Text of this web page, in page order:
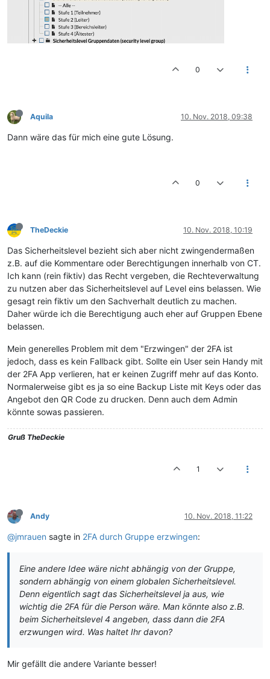
0
Aquila 10. Nov. 2018, 09:38
Dann wäre das für mich eine gute Lösung.
0
TheDeckie 10. Nov. 2018, 10:19
Das Sicherheitslevel bezieht sich aber nicht zwingendermaßen
z.B. auf die Kommentare oder Berechtigungen innerhalb von CT.
Ich kann (rein fiktiv) das Recht vergeben, die Rechteverwaltung
zu nutzen aber das Sicherheitslevel auf Level eins belassen. Wie
gesagt rein fiktiv um den Sachverhalt deutlich zu machen.
Daher würde ich die Berechtigung auch eher auf Gruppen Ebene
belassen.
Mein generelles Problem mit dem "Erzwingen" der 2FA ist
jedoch, dass es kein Fallback gibt. Sollte ein User sein Handy mit
der 2FA App verlieren, hat er keinen Zugriff mehr auf das Konto.
Normalerweise gibt es ja so eine Backup Liste mit Keys oder das
Angebot den QR Code zu drucken. Denn auch dem Admin
könnte sowas passieren.
Gruß TheDeckie
1
Andy 10. Nov. 2018, 11:22
@jmrauen sagte in 2FA durch Gruppe erzwingen:
Eine andere Idee wäre nicht abhängig von der Gruppe,
sondern abhängig von einem globalen Sicherheitslevel.
Denn eigentlich sagt das Sicherheitslevel ja aus, wie
wichtig die 2FA für die Person wäre. Man könnte also z.B.
beim Sicherheitslevel 4 angeben, dass dann die 2FA
erzwungen wird. Was haltet Ihr davon?
Mir gefällt die andere Variante besser!